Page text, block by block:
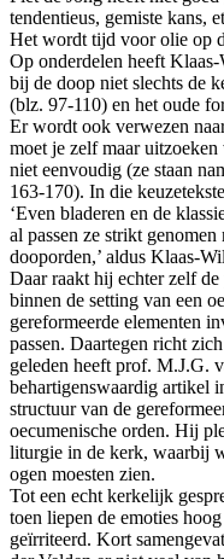
tendentieus, gemiste kans,
Het wordt tijd voor olie op
Op onderdelen heeft
bij de doop niet slechts de
(blz. 97-110) en het oude
Er wordt ook verwezen
moet je zelf maar
niet eenvoudig (ze staan
163-170). In die
‘Even bladeren en de
al passen ze strikt
dooporden,’ aldus Klaas-
Daar raakt hij echter zelf
binnen de setting van een
gereformeerde elementen
passen. Daartegen richt
geleden heeft prof. M.J.G.
behartigenswaardig artikel
structuur van de
oecumenische orden. Hij
liturgie in de kerk, waarbij
ogen moesten zien.
Tot een echt kerkelijk
toen liepen de emoties
geïrriteerd. Kort